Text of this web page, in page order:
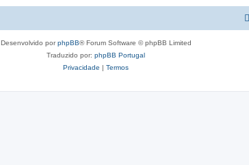
Desenvolvido porphpBB® Forum Software © phpBB Limited
Traduzido por: phpBB Portugal
Privacidade | Termos